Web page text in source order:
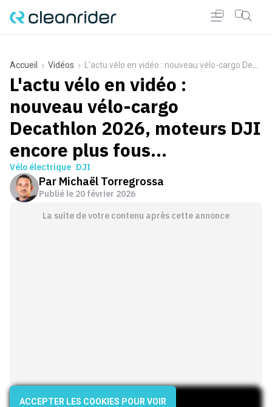
Accueil Vidéos L'actu vélo en vidéo : nouveau vélo-cargo Decathlon 2026, moteurs DJI encore plus fous...
L'actu vélo en vidéo :
nouveau vélo-cargo
Decathlon 2026, moteurs DJI
encore plus fous...
Vélo électrique DJI
Par Michaël Torregrossa
Publié le 20 février 2026
La suite de votre contenu après cette annonce
ACCEPTER LES COOKIES POUR VOIR